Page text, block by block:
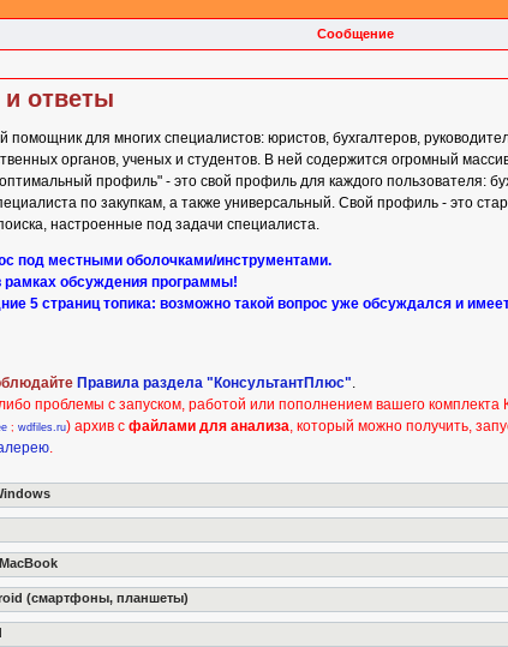
Сообщение
ответы
для многих специалистов: юристов, бухгалтеров,
органов, ученых и студентов. В ней содержится огромный
профиль" - это свой профиль для каждого пользователя:
по закупкам, а также универсальный. Свой профиль - это
настроенные под задачи специалиста.
под местными оболочками/инструментами.
обсуждения программы!
5 страниц топика: возможно такой вопрос уже обсуждался и
Правила раздела "КонсультантПлюс".
проблемы с запуском, работой или пополнением вашего
; wdfiles.ru) архив с файлами для анализа, который можно получить,
.
(смартфоны, планшеты)